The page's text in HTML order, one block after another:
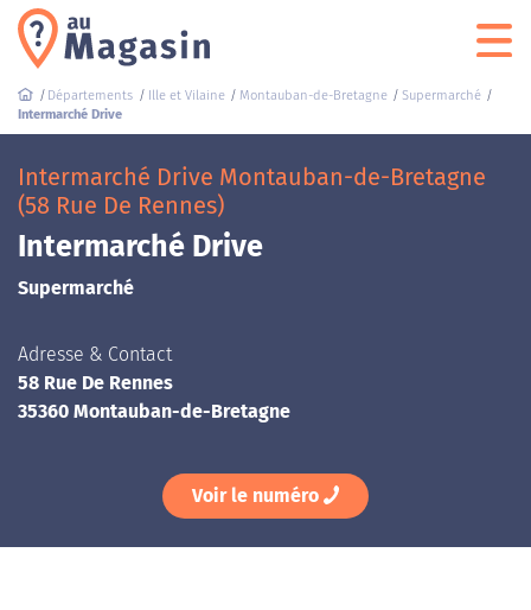
Départements Ille et Vilaine Montauban-de-Bretagne
Supermarché
Intermarché Drive
Intermarché Drive Montauban-de-Bretagne
(58 Rue De Rennes)
Intermarché Drive
Supermarché
Adresse & Contact
58 Rue De Rennes
35360 Montauban-de-Bretagne
Voir le numéro